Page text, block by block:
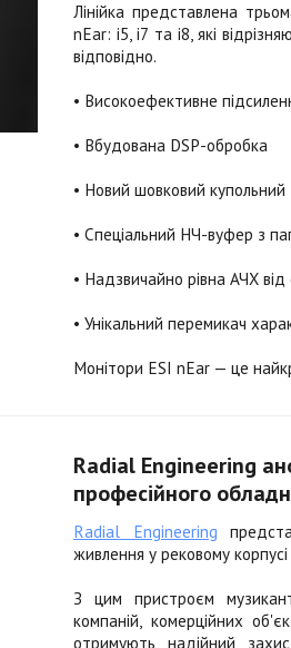
Лінійка представлена
nEar: i5, i7 та i8, які
відповідно.
• Високоефективне
• Вбудована DSP-обробка
• Новий шовковий купольний
• Спеціальний НЧ-вуфер з
• Надзвичайно рівна АЧХ від
• Унікальний перемикач
Монітори ESI nEar — це
Radial Engineering
професійного
Radial Engineering
живлення у рековому корпусі
З цим пристроєм
компаній, комерційних
отримують надійний